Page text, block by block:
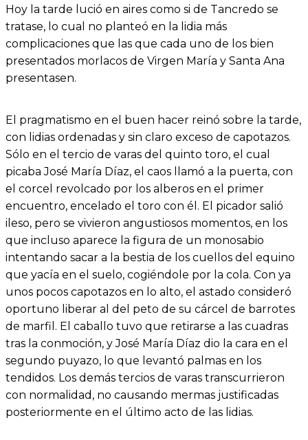
Hoy la tarde lució en aires como si de Tancredo se
tratase, lo cual no planteó en la lidia más
complicaciones que las que cada uno de los bien
presentados morlacos de Virgen María y Santa Ana
presentasen.
El pragmatismo en el buen hacer reinó sobre la tarde,
con lidias ordenadas y sin claro exceso de capotazos.
Sólo en el tercio de varas del quinto toro, el cual
picaba José María Díaz, el caos llamó a la puerta, con
el corcel revolcado por los alberos en el primer
encuentro, encelado el toro con él. El picador salió
ileso, pero se vivieron angustiosos momentos, en los
que incluso aparece la figura de un monosabio
intentando sacar a la bestia de los cuellos del equino
que yacía en el suelo, cogiéndole por la cola. Con ya
unos pocos capotazos en lo alto, el astado consideró
oportuno liberar al del peto de su cárcel de barrotes
de marfil. El caballo tuvo que retirarse a las cuadras
tras la conmoción, y José María Díaz dio la cara en el
segundo puyazo, lo que levantó palmas en los
tendidos. Los demás tercios de varas transcurrieron
con normalidad, no causando mermas justificadas
posteriormente en el último acto de las lidias.